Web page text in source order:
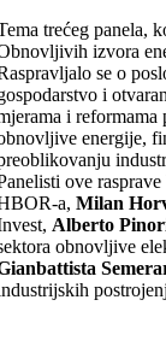
trećeg panela,
izvora
se o
i
i reformama
energije,
ove
a,Milan
Alberto
obnovljive